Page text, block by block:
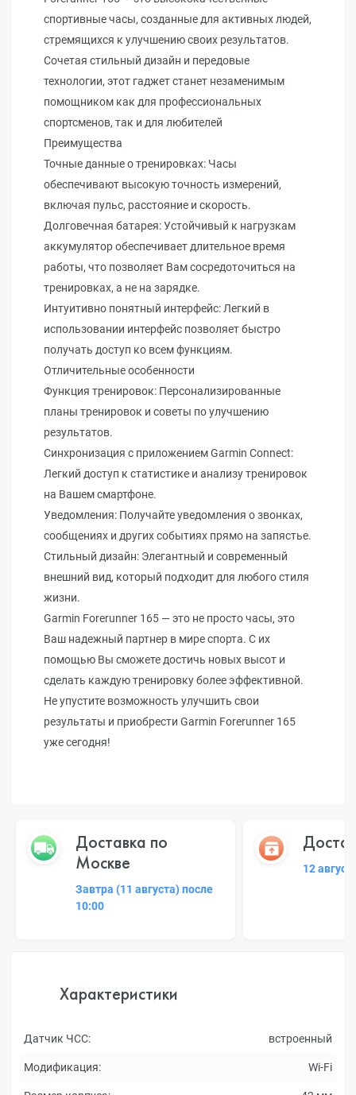
спортивные часы, созданные для активных людей,
стремящихся к улучшению своих результатов.
Сочетая стильный дизайн и передовые
технологии, этот гаджет станет незаменимым
помощником как для профессиональных
спортсменов, так и для любителей
Преимущества
Точные данные о тренировках: Часы
обеспечивают высокую точность измерений,
включая пульс, расстояние и скорость.
Долговечная батарея: Устойчивый к нагрузкам
аккумулятор обеспечивает длительное время
работы, что позволяет Вам сосредоточиться на
тренировках, а не на зарядке.
Интуитивно понятный интерфейс: Легкий в
использовании интерфейс позволяет быстро
получать доступ ко всем функциям.
Отличительные особенности
Функция тренировок: Персонализированные
планы тренировок и советы по улучшению
результатов.
Синхронизация с приложением Garmin Connect:
Легкий доступ к статистике и анализу тренировок
на Вашем смартфоне.
Уведомления: Получайте уведомления о звонках,
сообщениях и других событиях прямо на запястье.
Стильный дизайн: Элегантный и современный
внешний вид, который подходит для любого стиля
жизни.
Garmin Forerunner 165 — это не просто часы, это
Ваш надежный партнер в мире спорта. С их
помощью Вы сможете достичь новых высот и
сделать каждую тренировку более эффективной.
Не упустите возможность улучшить свои
результаты и приобрести Garmin Forerunner 165
уже сегодня!
Доставка по
Москве
Завтра (11 августа) после
10:00
12
Характеристики
Датчик ЧСС: встроенный
Модификация: Wi-Fi